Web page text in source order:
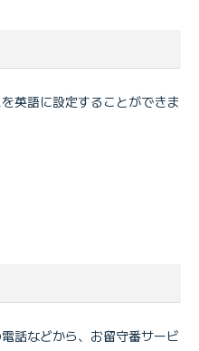
英語に設定することができま
話などから、お留守番サービ